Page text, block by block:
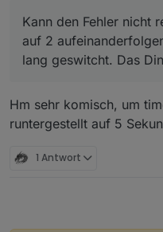
passiert.
Sobald ich das
erwecke durch
wieder aktiv.
Umgehen
ausgelöst wird,
auf 2
geswitcht. Das
Kann den Fehler nicht
auf 2
lang geswitcht. Das
Hm sehr komisch, um
runtergestellt auf 5
1 Antwort